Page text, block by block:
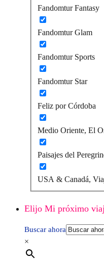
Fandomtur Fantasy
Fandomtur Glam
Fandomtur Sports
Fandomtur Star
Feliz por Córdoba
Medio Oriente, El
Paisajes del
USA & Canadá,
Elijo Mi próximo
Buscar ahora
×